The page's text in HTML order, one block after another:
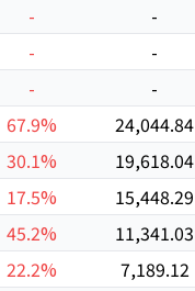
- -
- -
- -
67.9% 24,044.84
30.1% 19,618.04
17.5% 15,448.29
45.2% 11,341.03
22.2% 7,189.12